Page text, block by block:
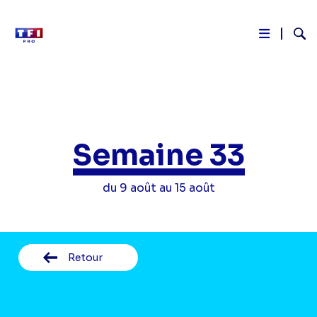
Semaine 33
du 9 août au 15 août
Retour